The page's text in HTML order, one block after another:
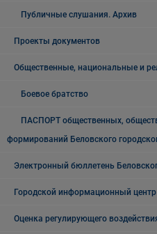
Публичные слушания. Архив
Проекты документов
Общественные, национальные и
Боевое братство
ПАСПОРТ общественных,
формирований Беловского
Электронный бюллетень
Городской информационный центр
Оценка регулирующего